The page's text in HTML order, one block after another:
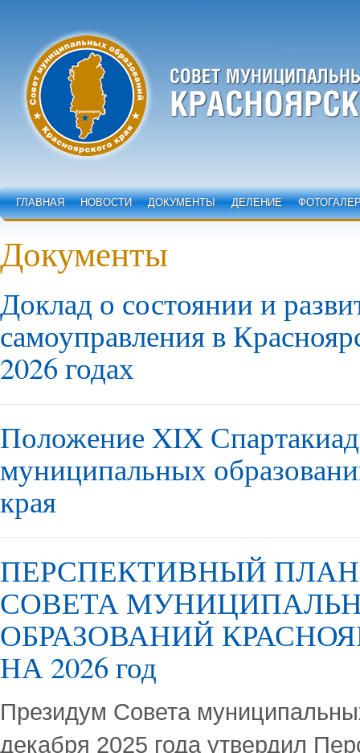
ГЛАВНАЯ НОВОСТИ ДОКУМЕНТЫ ДЕЛЕНИЕ
Документы
Доклад о состоянии и
самоуправления в
2026 годах
Положение XIX
муниципальных
края
ПЕРСПЕКТИВНЫЙ
СОВЕТА
ОБРАЗОВАНИЙ
НА 2026 год
Президум Совета
декабря 2025 года утвердил